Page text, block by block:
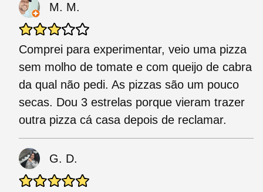
M. M.
Comprei para experimentar, veio uma pizza
sem molho de tomate e com queijo de cabra
da qual não pedi. As pizzas são um pouco
secas. Dou 3 estrelas porque vieram trazer
outra pizza cá casa depois de reclamar.
G. D.